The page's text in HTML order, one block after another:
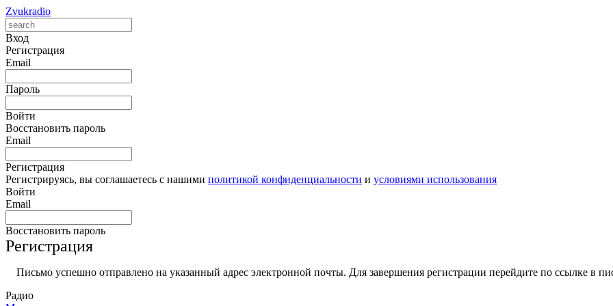
Zvukradio
Вход
Регистрация
Email
Пароль
Войти
Восстановить пароль
Email
Регистрация
Регистрируясь, вы соглашаетесь с нашими политикой конфиденциальности и условиями использования
Войти
Email
Восстановить пароль
Регистрация
Письмо успешно отправлено на указанный адрес электронной почты. Для завершения регистрации перейдите по ссылке в
Радио